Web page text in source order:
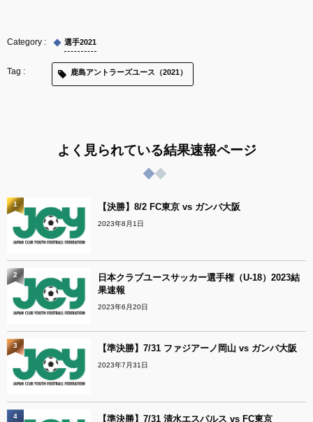
選手2021
鹿島アントラーズユース（2021）
よく見られている結果速報ページ
【決勝】8/2 FC東京 vs ガンバ大阪
2023年8月1日
1
日本クラブユースサッカー選手権（U-18）2023結
果速報
2023年6月20日
2
【準決勝】7/31 ファジアーノ岡山 vs ガンバ大阪
2023年7月31日
3
【準決勝】7/31 清水エスパルス vs FC東京
4